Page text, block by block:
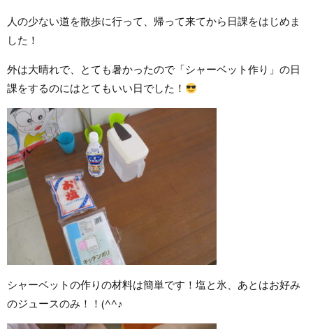
人の少ない道を散歩に行って、帰って来てから日課をはじめま
した！
外は大晴れで、とても暑かったので「シャーベット作り」の日
課をするのにはとてもいい日でした！
シャーベットの作りの材料は簡単です！塩と氷、あとはお好み
のジュースのみ！！(^^♪